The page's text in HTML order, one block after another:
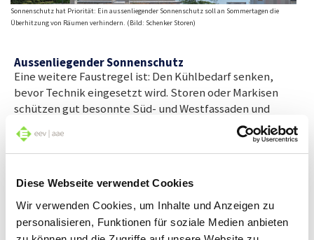
Diese Webseite verwendet Cookies
Wir verwenden Cookies, um Inhalte und Anzeigen zu
personalisieren, Funktionen für soziale Medien anbieten
Sonnenschutz hat Priorität: Ein aussenliegender Sonnenschutz soll an Sommertagen die
Überhitzung von Räumen verhindern. (Bild: Schenker Storen)
Aussenliegender Sonnenschutz
Eine weitere Faustregel ist: Den Kühlbedarf senken,
bevor Technik eingesetzt wird. Storen oder Markisen
schützen gut besonnte Süd- und Westfassaden und
schirmen sowohl Licht als auch Wärme ab. Bei längeren
Abwesenheiten oder unsicheren Wetterlagen bieten
automatisch steuerbare Systeme einen zusätzlichen
schliessen sich, gekoppelt an eine Zeitschaltuhr, von
selbst, um Räume während den kältesten Nachtstunden
auskühlen zu lassen.